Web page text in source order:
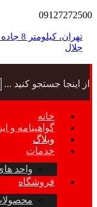
09127272500
جلال
از اینجا جستجو کنید ...
خانه
گواهینامه و
وبلاگ
خدمات
واحد
فروشگاه